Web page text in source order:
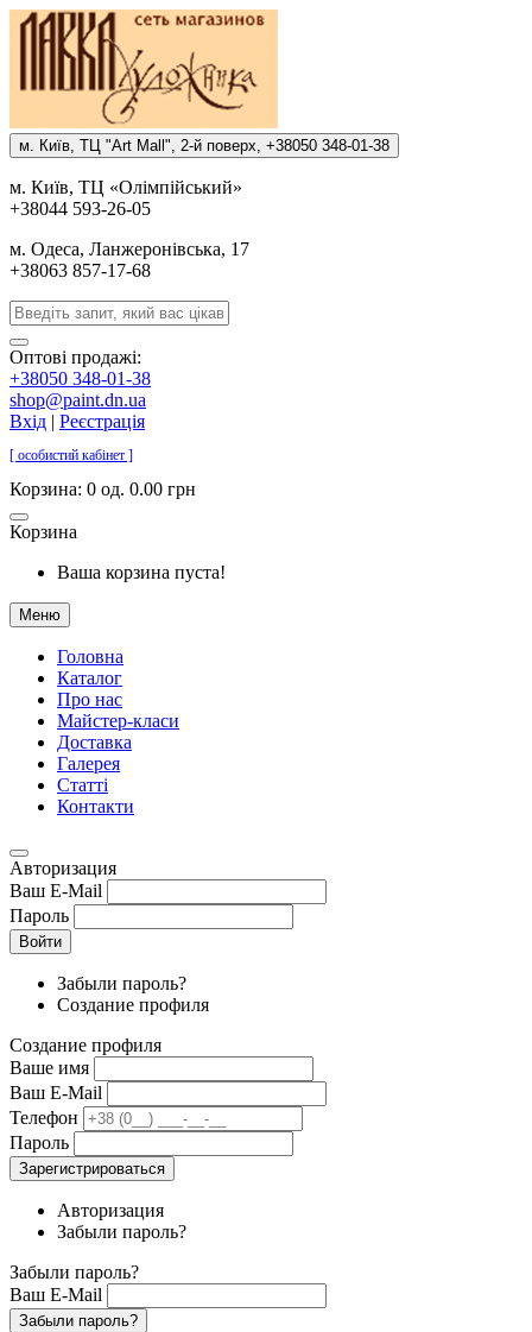
м. Киïв, ТЦ "Art Mall", 2-й поверх, +38050 348-01-38
м. Киïв, ТЦ «Олiмпiйський»
+38044 593-26-05
м. Одеса, Ланжеронiвська, 17
+38063 857-17-68
Оптові продажі:
+38050 348-01-38
shop@paint.dn.ua
Вхід | Реєстрація
[ особистий кабінет ]
Корзина: 0 од. 0.00 грн
Корзина
Ваша корзина пуста!
Меню
Головна
Каталог
Про нас
Майстер-класи
Доставка
Галерея
Статтi
Контакти
Авторизация
Ваш E-Mail
Пароль
Войти
Забыли пароль?
Создание профиля
Создание профиля
Ваше имя
Ваш E-Mail
Телефон
Пароль
Зарегистрироваться
Авторизация
Забыли пароль?
Забыли пароль?
Ваш E-Mail
Забыли пароль?